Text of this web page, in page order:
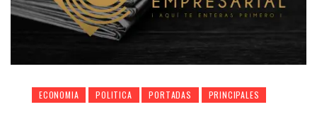
ECONOMIA POLITICA PORTADAS PRINCIPALES